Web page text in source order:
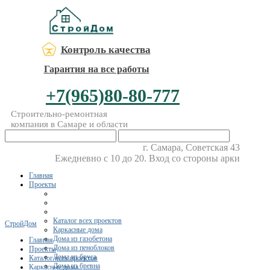
Контроль качества
Гарантия на все работы
+7(965)80-80-777
Строительно-ремонтная
компания в Самаре и области
г. Самара, Советская 43
Ежедневно с 10 до 20. Вход со стороны арки
Главная
Проекты
Каталог всех проектов
Каркасные дома
Дома из газобетона
Дома из пеноблоков
Дома из бруса
Дома из бревна
СтройДом
Главная
Проекты
Каталог всех проектов
Каркасные дома